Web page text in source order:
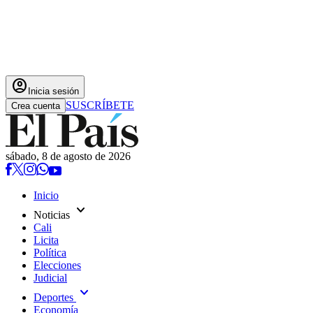
account_circle Inicia sesión
Crea cuenta SUSCRÍBETE
sábado, 8 de agosto de 2026
Inicio
Noticias expand_more
Cali
Licita
Política
Elecciones
Judicial
Deportes expand_more
Economía